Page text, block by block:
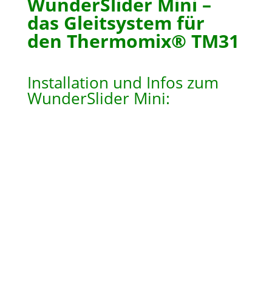
das Gleitsystem für
den Thermomix® TM31
Installation und Infos zum
WunderSlider Mini: